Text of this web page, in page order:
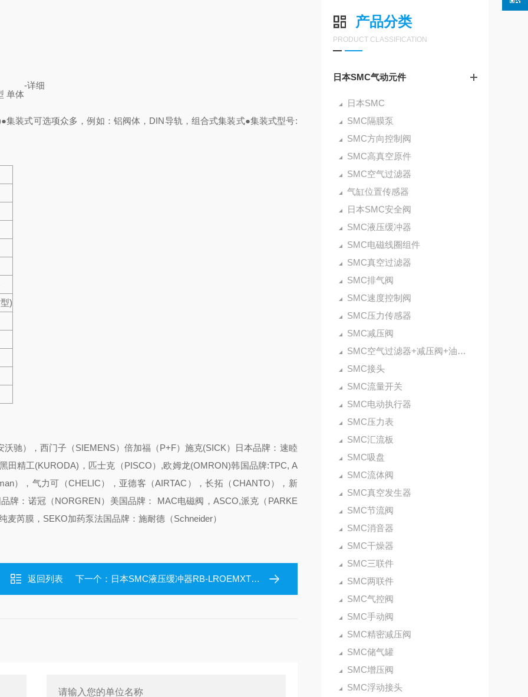
产品分类
PRODUCT CLASSIFICATION
日本SMC气动元件
日本SMC
SMC隔膜泵
SMC方向控制阀
SMC高真空原件
SMC空气过滤器
气缸位置传感器
日本SMC安全阀
SMC液压缓冲器
SMC电磁线圈组件
SMC真空过滤器
SMC排气阀
SMC速度控制阀
SMC压力传感器
SMC减压阀
SMC空气过滤器+减压阀+油雾器
SMC接头
SMC流量开关
SMC电动执行器
SMC压力表
SMC汇流板
SMC吸盘
SMC流体阀
SMC真空发生器
SMC节流阀
SMC消音器
SMC干燥器
SMC三联件
SMC两联件
SMC气控阀
SMC手动阀
SMC精密减压阀
SMC储气罐
SMC增压阀
SMC浮动接头
单体
-详细
●集装式可选项众多，例如：铝阀体，DIN导轨，组合式集装式●集装式型号:
)
驰），西门子（SIEMENS）倍加福（P+F）施克(SICK） 日本品牌：速睦
田精工(KURODA)，匹士克（PISCO）,欧姆龙(OMRON)韩国品牌:TPC, A
），气力可（CHELIC），亚德客（AIRTAC），长拓（CHANTO），新
牌：诺冠（NORGREN） 美国品牌： MAC电磁阀，ASCO,派克（PARKE
麦芮膜，SEKO加药泵法国品牌：施耐德（Schneider）
返回列表 下一个： 日本SMC液压缓冲器RB-LROEMXT1.5MX2正品